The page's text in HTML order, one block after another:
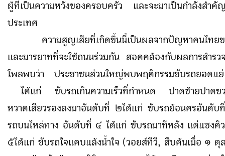
ผู้ที่เป็นความหวังของครอบครัว และจะมาเป็นกำลังสำคั
ประเทศ
ความสูญเสียที่เกิดขึ้นนี้เป็นผลจากปัญหาคนไทยขา
และมารยาทที่จะใช้ถนนร่วมกัน สอดคล้องกับผลการสำร
โพลพบว่า ประชาชนส่วนใหญ่พบพฤติกรรมขับรถยอ
ได้แก่ ขับรถเกินความเร็วที่กำหนด ปาดซ้ายปาด
หวาดเสียวรองลงมาอันดับที่ ๒ได้แก่ ขับรถย้อนศรอันดั
รถบนไหล่ทาง อันดับที่ ๔ ได้แก่ ขับรถมาทีหลัง แต่แซงคิ
๕ได้แก่ ขับรถใจแคบแล้งน้ำใจ (วอยส์ทีวี, สืบค้นเมื่อ ๑